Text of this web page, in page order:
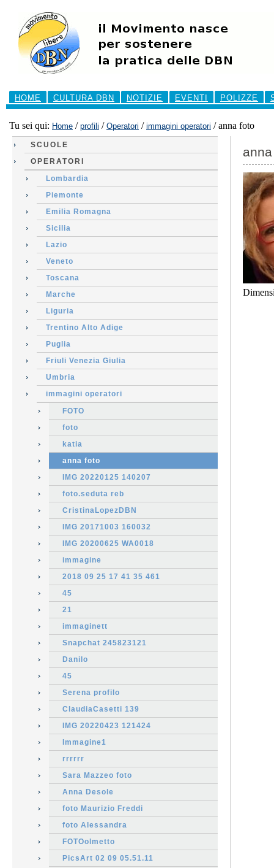
contenuti.
navigazione
Sezioni
HOME
CULTURA DBN NOTIZIE EVENTI POLIZZE
Tu sei qui: Home / profili / Operatori / immagini operatori /anna foto
SCUOLE
OPERATORI
Lombardia
Piemonte
Emilia Romagna
Sicilia
Lazio
Veneto
Toscana
Marche
Liguria
Trentino Alto Adige
Puglia
Friuli Venezia Giulia
Umbria
immagini operatori
FOTO
foto
katia
anna foto
IMG 20220125 140207
foto.seduta reb
CristinaLopezDBN
IMG 20171003 160032
IMG 20200625 WA0018
immagine
2018 09 25 17 41 35 461
45
21
immaginett
Snapchat 245823121
Danilo
45
Serena profilo
ClaudiaCasetti 139
IMG 20220423 121424
Immagine1
rrrrrr
Sara Mazzeo foto
Anna Desole
foto Maurizio Freddi
foto Alessandra
FOTOolmetto
PicsArt 02 09 05.51.11